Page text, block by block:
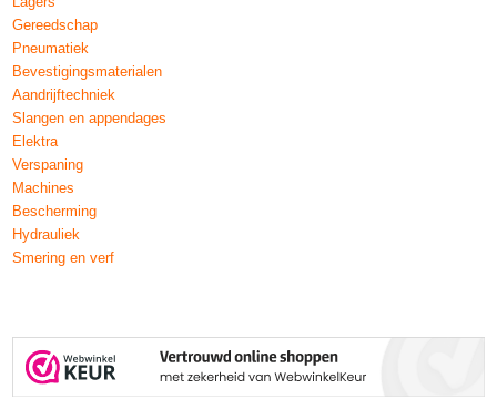
Gereedschap
Pneumatiek
Bevestigingsmaterialen
Aandrijftechniek
Slangen en appendages
Elektra
Verspaning
Machines
Bescherming
Hydrauliek
Smering en verf